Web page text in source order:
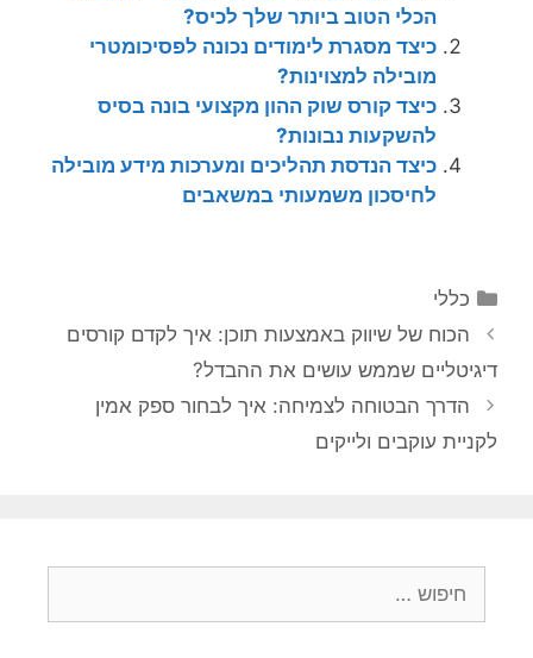
הכלי הטוב ביותר שלך לכיס?
כיצד מסגרת לימודים נכונה לפסיכומטרי
מובילה למצוינות?
כיצד קורס שוק ההון מקצועי בונה בסיס
להשקעות נבונות?
כיצד הנדסת תהליכים ומערכות מידע מובילה
לחיסכון משמעותי במשאבים
קטגוריות
כללי
הכוח של שיווק באמצעות תוכן: איך לקדם קורסים
דיגיטליים שממש עושים את ההבדל?
הדרך הבטוחה לצמיחה: איך לבחור ספק אמין
לקניית עוקבים ולייקים